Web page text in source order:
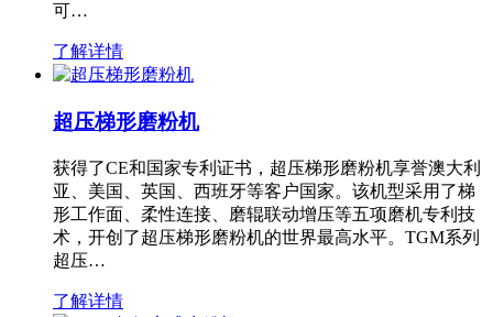
可…
了解详情
超压梯形磨粉机
获得了CE和国家专利证书，超压梯形磨粉机享誉澳大利
亚、美国、英国、西班牙等客户国家。该机型采用了梯
形工作面、柔性连接、磨辊联动增压等五项磨机专利技
术，开创了超压梯形磨粉机的世界最高水平。TGM系列
超压…
了解详情